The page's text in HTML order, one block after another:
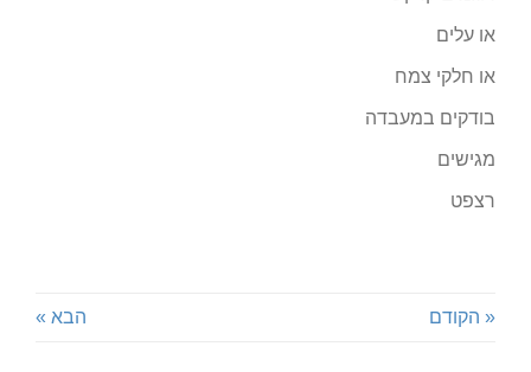
או עלים
או חלקי צמח
בודקים במעבדה
מגישים
רצפט
« הקודם הבא »